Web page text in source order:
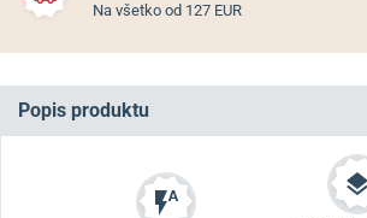
Na všetko od 127 EUR
Popis produktu